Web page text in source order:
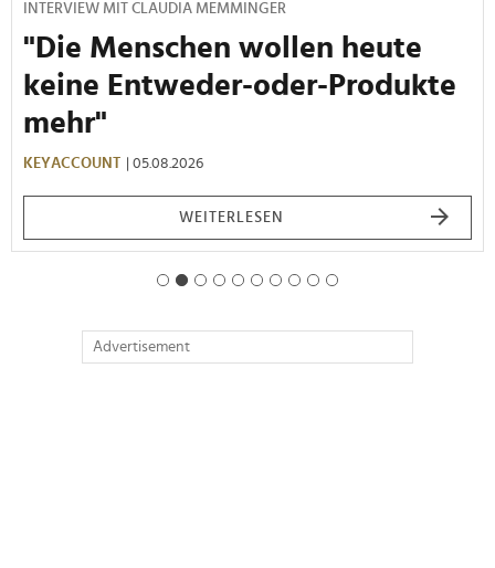
INTERVIEW MIT CLAUDIA MEMMINGER
"Die Menschen wollen heute
keine Entweder-oder-Produkte
mehr"
KEYACCOUNT | 05.08.2026
WEITERLESEN
Advertisement